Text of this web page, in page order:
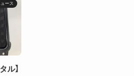
ュース
ル】